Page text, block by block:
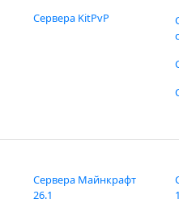
Сервера KitPvP
Сервера Майнкрафт
26.1